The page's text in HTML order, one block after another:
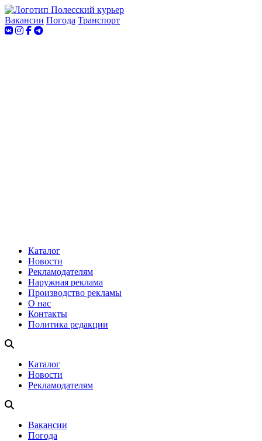
Вакансии Погода Транспорт
Каталог
Новости
Рекламодателям
Наружная реклама
Производство рекламы
О нас
Контакты
Политика редакции
Каталог
Новости
Рекламодателям
Вакансии
Погода